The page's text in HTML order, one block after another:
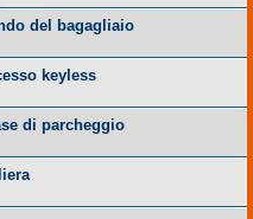
del bagagliaio
keyless
di parcheggio